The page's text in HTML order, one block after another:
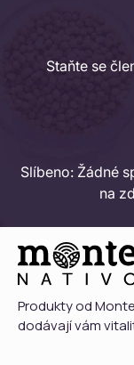
Staňte se
Slíbeno: Žádné
na
Produkty od
dodávají vám